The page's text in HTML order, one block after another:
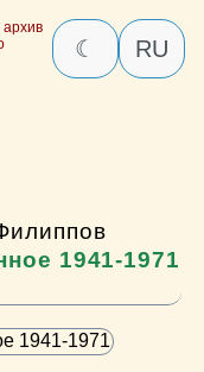
☾ RU
1941-1971